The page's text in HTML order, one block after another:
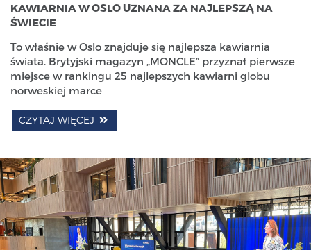
KAWIARNIA W OSLO UZNANA ZA NAJLEPSZĄ NA
ŚWIECIE
To właśnie w Oslo znajduje się najlepsza kawiarnia
świata. Brytyjski magazyn „MONCLE” przyznał pierwsze
miejsce w rankingu 25 najlepszych kawiarni globu
norweskiej marce
CZYTAJ WIĘCEJ